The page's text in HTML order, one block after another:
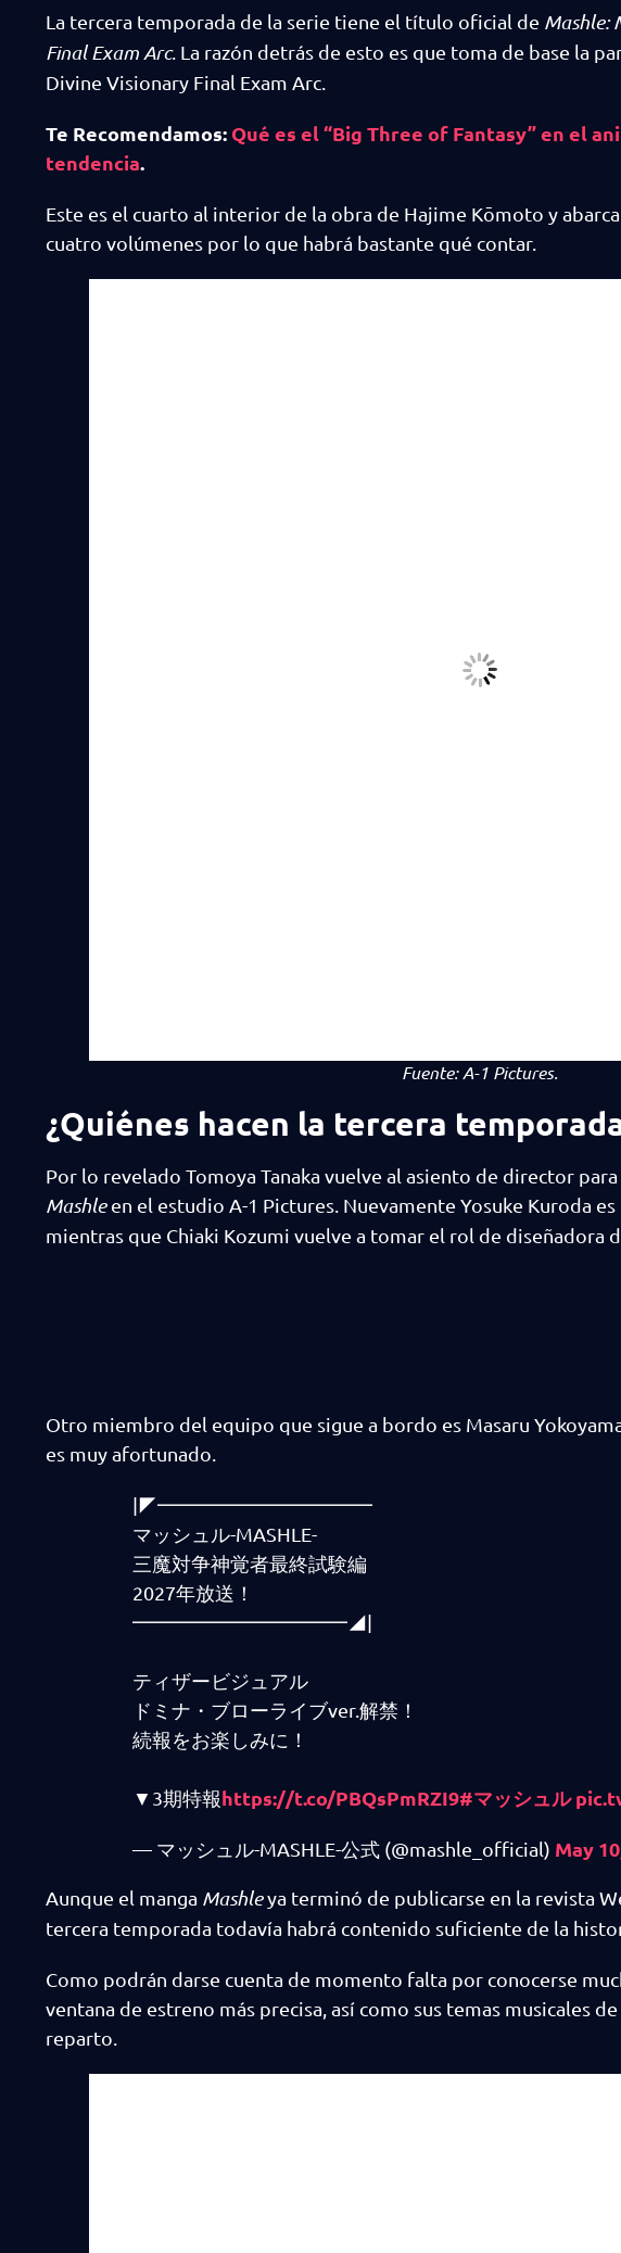
La tercera temporada de la serie tiene el título oficial de Mashle:
Final Exam Arc. La razón detrás de esto es que toma de base la
Divine Visionary Final Exam Arc.
Te Recomendamos: Qué es el “Big Three of Fantasy” en el
tendencia.
Este es el cuarto al interior de la obra de Hajime Kōmoto y
cuatro volúmenes por lo que habrá bastante qué contar.
Fuente:A-1 Pictures.
¿Quiénes hacen la tercera
Por lo revelado Tomoya Tanaka vuelve al asiento de director
Mashleen el estudio A-1 Pictures. Nuevamente Yosuke Kuroda
mientras que Chiaki Kozumi vuelve a tomar el rol de diseñadora
Otro miembro del equipo que sigue a bordo es Masaru
es muy afortunado.
|◤━━━━━━━━━━━
マッシュル-MASHLE-
三魔対争神覚者最終試験編
2027年放送！
━━━━━━━━━━━◢|
ティザービジュアル
ドミナ・ブローライブver.解禁！
続報をお楽しみに！
▼3期特報https://t.co/PBQsPmRZI9#マッシュル
— マッシュル-MASHLE-公式 (@mashle_official) May
Aunque el manga Mashleya terminó de publicarse en la revista
tercera temporada todavía habrá contenido suficiente de la
Como podrán darse cuenta de momento falta por conocerse
ventana de estreno más precisa, así como sus temas musicales
reparto.